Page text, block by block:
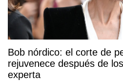
Bob nórdico: el corte de
rejuvenece después de
experta